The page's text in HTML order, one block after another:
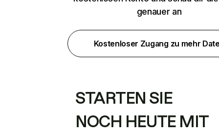
genauer an
Kostenloser Zugang zu mehr
STARTEN SIE
NOCH HEUTE MIT